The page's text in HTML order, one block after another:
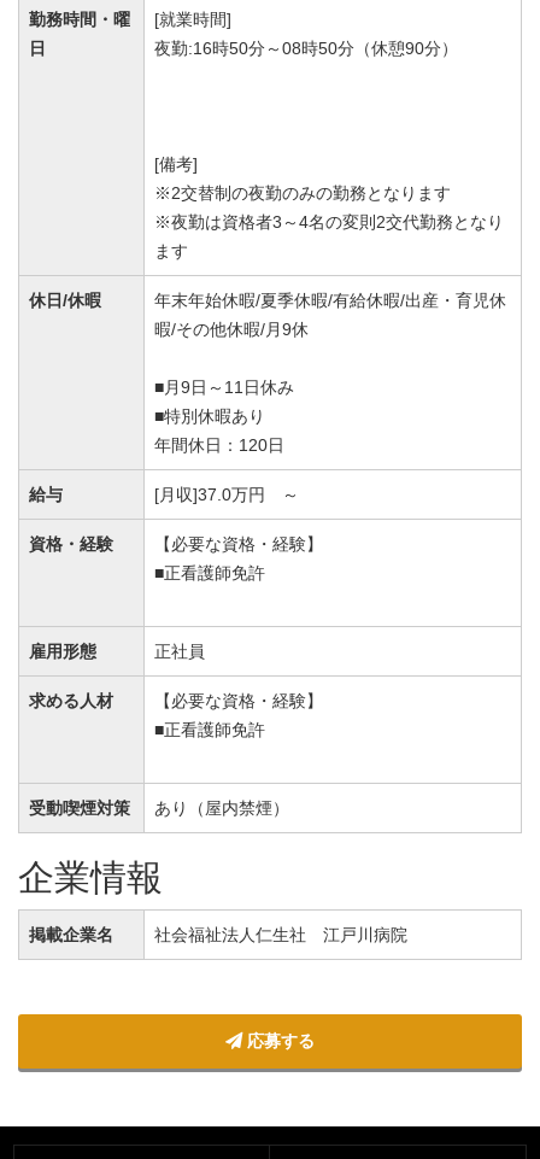
勤務時間・曜
日
[就業時間]
夜勤:16時50分～08時50分（休憩90分）
[備考]
※2交替制の夜勤のみの勤務となります
※夜勤は資格者3～4名の変則2交代勤務となり
ます
休日/休暇
年末年始休暇/夏季休暇/有給休暇/出産・育児休
暇/その他休暇/月9休
■月9日～11日休み
■特別休暇あり
年間休日：120日
給与 [月収]37.0万円 ～
資格・経験
【必要な資格・経験】
■正看護師免許
雇用形態 正社員
求める人材
【必要な資格・経験】
■正看護師免許
受動喫煙対策 あり（屋内禁煙）
企業情報
掲載企業名 社会福祉法人仁生社 江戸川病院
応募する